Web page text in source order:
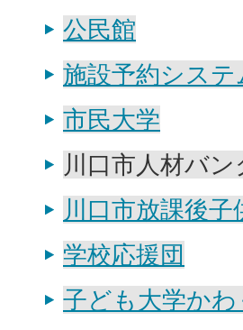
公民館
施設予約システ
市民大学
川口市人材バン
川口市放課後子
学校応援団
子ども大学かわ